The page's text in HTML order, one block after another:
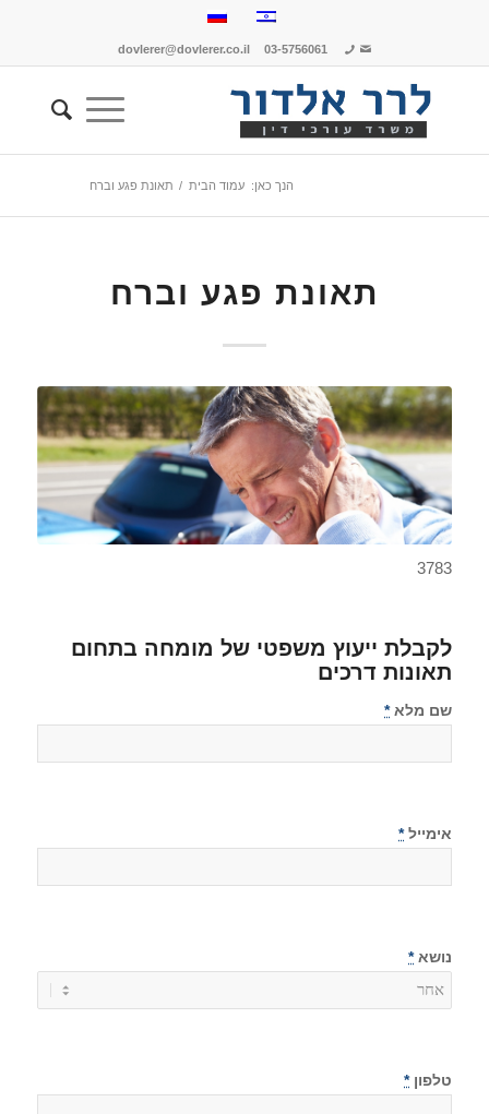
dovlerer@dovlerer.co.il 03-5756061
הנך כאן: עמוד הבית / תאונת פגע וברח
תאונת פגע וברח
3783
לקבלת ייעוץ משפטי של מומחה בתחום
תאונות דרכים
שם מלא*
אימייל*
נושא*
טלפון*